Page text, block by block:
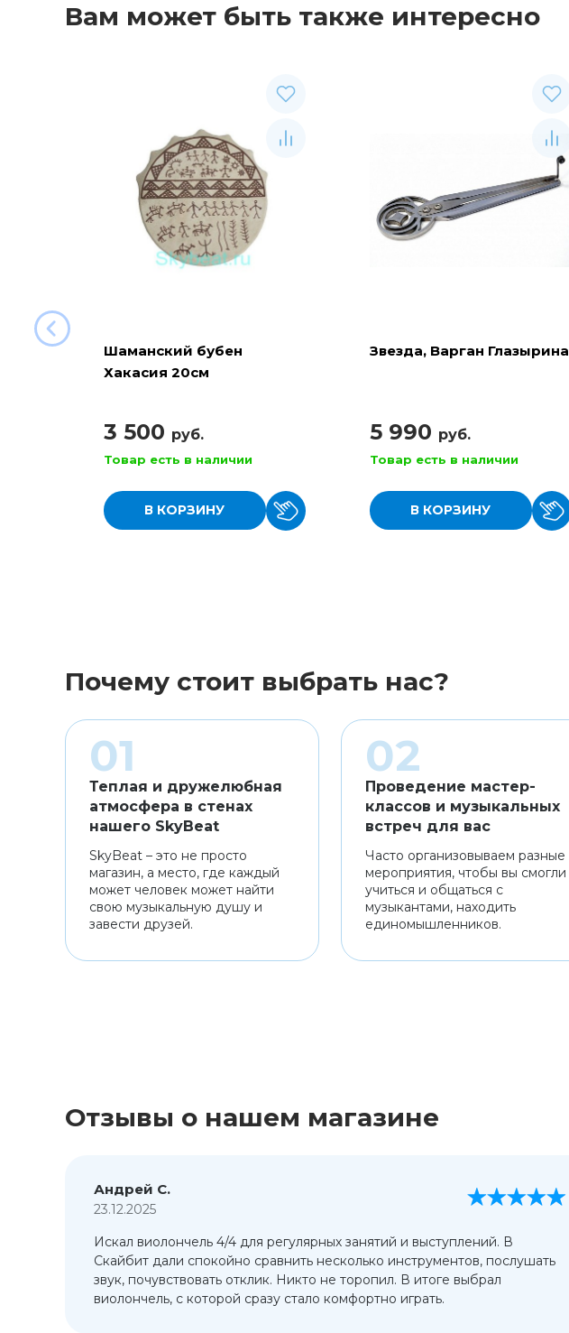
Вам может быть также интересно
Шаманский бубен
Хакасия 20см
3 500 руб.
Товар есть в наличии
В КОРЗИНУ
Звезда, Варган Глазырина
5 990 руб.
Товар есть в наличии
В КОРЗИНУ
Почему стоит выбрать нас?
Теплая и дружелюбная
атмосфера в стенах
нашего SkyBeat
SkyBeat – это не просто
магазин, а место, где каждый
может человек может найти
свою музыкальную душу и
завести друзей.
Проведение мастер-
классов и музыкальных
встреч для вас
Часто организовываем разные
мероприятия, чтобы вы смогли
учиться и общаться с
музыкантами, находить
единомышленников.
Отзывы о нашем магазине
Андрей С.
23.12.2025
Искал виолончель 4/4 для регулярных занятий и выступлений. В
Скайбит дали спокойно сравнить несколько инструментов, послушать
звук, почувствовать отклик. Никто не торопил. В итоге выбрал
виолончель, с которой сразу стало комфортно играть.